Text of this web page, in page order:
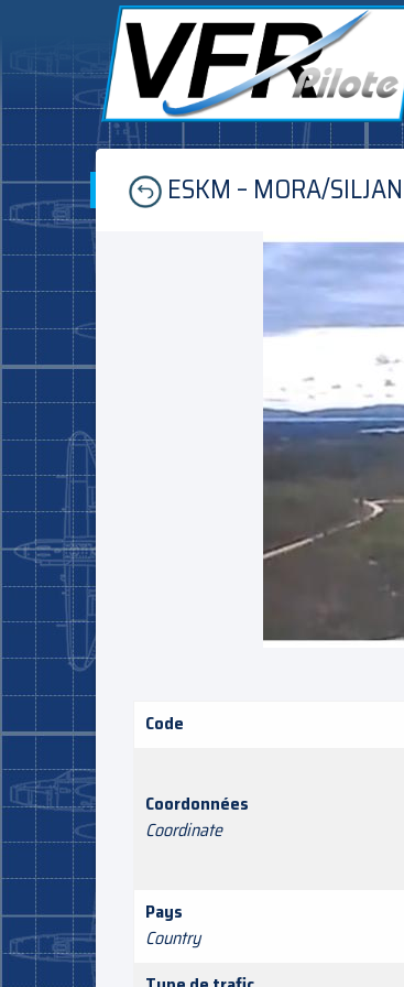
Skip
content
ESKM – MORA/SILJAN
Code
Coordonnées
Coordinate
Pays
Country